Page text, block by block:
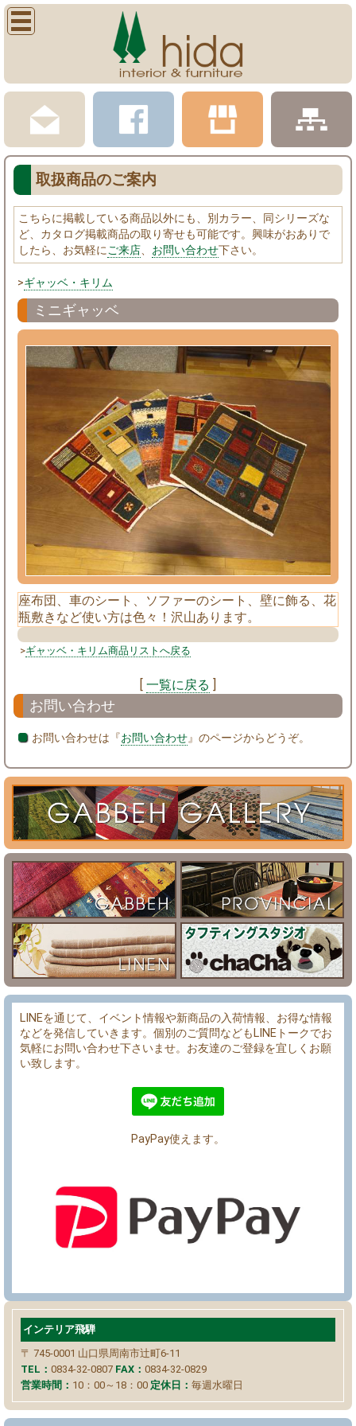
取扱商品のご案内
こちらに掲載している商品以外にも、別カラー、同シリーズな
ど、カタログ掲載商品の取り寄せも可能です。興味がおありで
したら、お気軽にご来店、 お問い合わせ下さい。
>ギャッベ・キリム
ミニギャッベ
座布団、車のシート、ソファーのシート、壁に飾る、花
瓶敷きなど使い方は色々！沢山あります。
>ギャッベ・キリム商品リストへ戻る
[ 一覧に戻る ]
お問い合わせ
お問い合わせは『お問い合わせ』のページからどうぞ。
LINEを通じて、イベント情報や新商品の入荷情報、お得な情報
などを発信していきます。個別のご質問などもLINEトークでお
気軽にお問い合わせ下さいませ。お友達のご登録を宜しくお願
い致します。
PayPay使えます。
インテリア飛騨
〒 745-0001 山口県周南市辻町6-11
TEL： 0834-32-0807 FAX： 0834-32-0829
営業時間： 10：00～18：00 定休日： 毎週水曜日